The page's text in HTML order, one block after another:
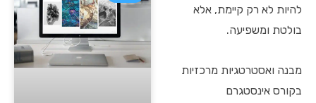
להיות לא רק קיימת, אלא
בולטת ומשפיעה.
מבנה ואסטרטגיות מרכזיות
בקורס אינסטגרם